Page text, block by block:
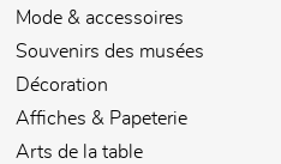
Mode & accessoires
Souvenirs des musées
Décoration
Affiches & Papeterie
Arts de la table